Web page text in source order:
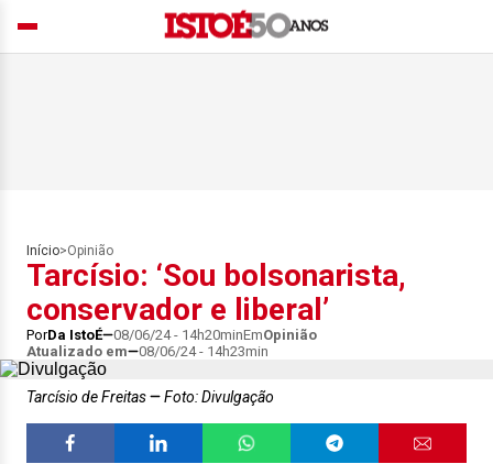
Início>Opinião
Tarcísio: ‘Sou bolsonarista,
conservador e liberal’
PorDa IstoÉ 08/06/24 - 14h20minEmOpinião
Atualizado em
08/06/24 - 14h23min
Tarcísio de Freitas Foto: Divulgação